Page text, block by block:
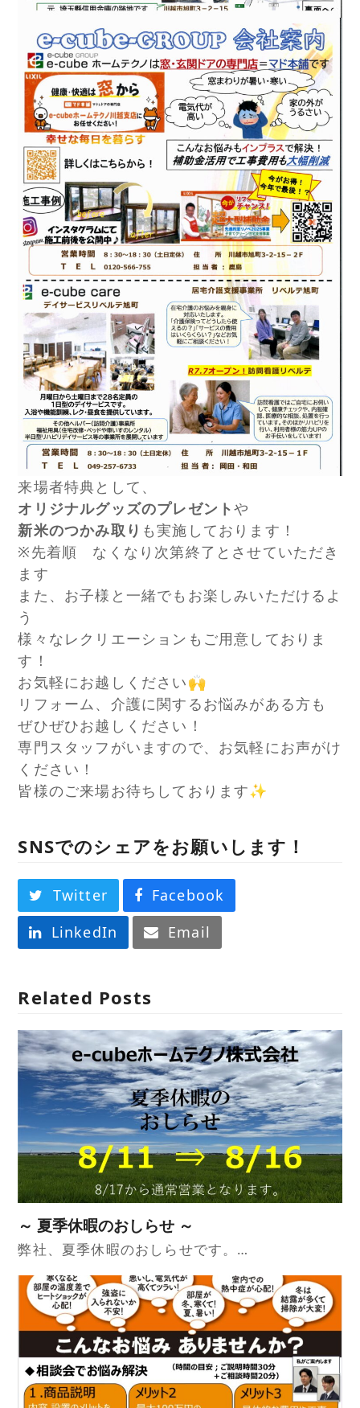
来場者特典として、
オリジナルグッズのプレゼントや
新米のつかみ取り も実施しております！
※先着順 なくなり次第終了とさせていただき
ます
また、お子様と一緒でもお楽しみいただけるよ
う
様々なレクリエーションもご用意しておりま
す！
お気軽にお越しください🙌
リフォーム、介護に関するお悩みがある方も
ぜひぜひお越しください！
専門スタッフがいますので、お気軽にお声がけ
ください！
皆様のご来場お待ちしております✨
SNSでのシェアをお願いします！
Twitter
Facebook
LinkedIn
Email
Related Posts
～ 夏季休暇のおしらせ ～
弊社、夏季休暇のおしらせです。…